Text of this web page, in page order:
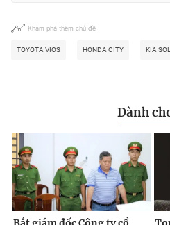
Khám phá thêm chủ đề
TOYOTA VIOS HONDA CITY KIA